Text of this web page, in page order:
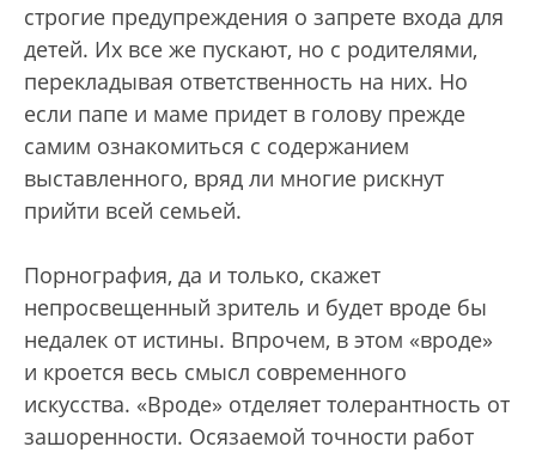
строгие предупреждения о запрете входа для
детей. Их все же пускают, но с родителями,
перекладывая ответственность на них. Но
если папе и маме придет в голову прежде
самим ознакомиться с содержанием
выставленного, вряд ли многие рискнут
прийти всей семьей.
Порнография, да и только, скажет
непросвещенный зритель и будет вроде бы
недалек от истины. Впрочем, в этом «вроде»
и кроется весь смысл современного
искусства. «Вроде» отделяет толерантность от
зашоренности. Осязаемой точности работ